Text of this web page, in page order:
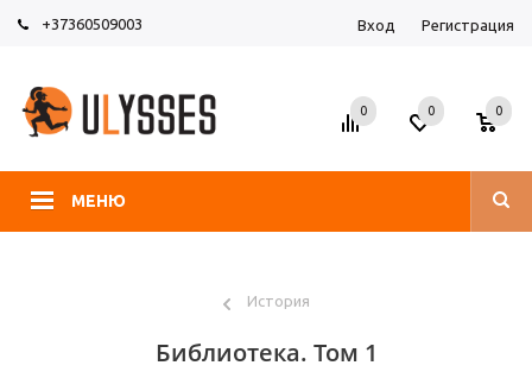
+37360509003 Вход Регистрация
МЕНЮ
0 0 0
История
Библиотека. Том 1